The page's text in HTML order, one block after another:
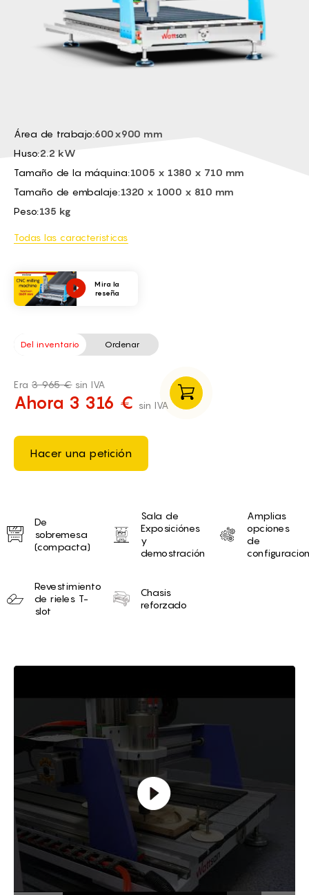
EL -
CS -
Área de trabajo:600x900 mm
Huso:2.2 kW
Tamaño de la máquina:1005 x 1380 x 710 mm
Tamaño de embalaje:1320 x 1000 x 810 mm
Peso:135 kg
Todas las caracteristicas
Mira la
reseña
Del inventario Ordenar
Era 3 965 €sin IVA
Ahora 3 316 € sin IVA
Hacer una petición
Unique selling proposition
De
sobremesa
(compacta)
Sala de
Exposiciónes
y
demostración
Amplias
opciones
de
Revestimiento
de rieles T-
slot
Chasis
reforzado
Brief of Máquina de enrutador